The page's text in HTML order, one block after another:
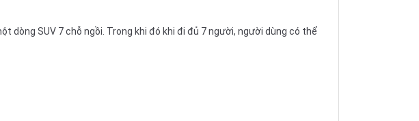
dòng SUV 7 chỗ ngồi. Trong khi đó khi đi đủ 7 người, người dùng có thể